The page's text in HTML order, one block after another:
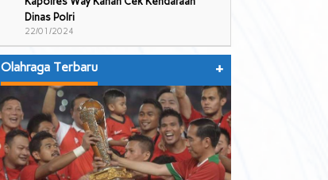
Dinas Polri
22/01/2024
Olahraga Terbaru +